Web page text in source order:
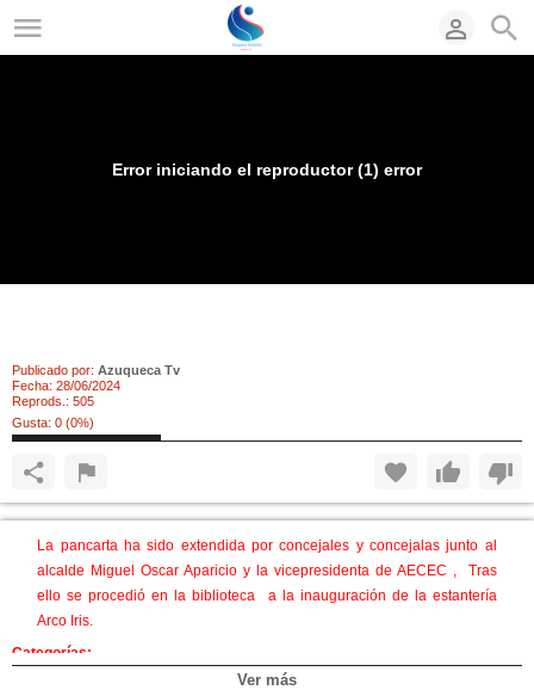
Error iniciando el reproductor (1) error
Publicado por: Azuqueca Tv
Fecha: 28/06/2024
Reprods.: 505
Gusta: 0 (0%)
La pancarta ha sido extendida por concejales y concejalas junto al
alcalde Miguel Oscar Aparicio y la vicepresidenta de AECEC , Tras
ello se procedió en la biblioteca a la inauguración de la estantería
Arco Iris.
Categorías:
Ver más